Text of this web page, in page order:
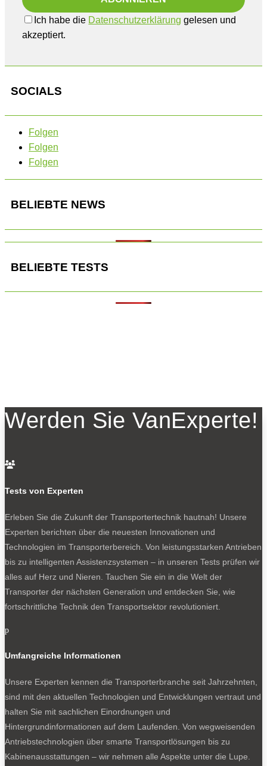
Ich habe die Datenschutzerklärung gelesen und
akzeptiert.
SOCIALS
Folgen
Folgen
Folgen
BELIEBTE NEWS
BELIEBTE TESTS
Werden Sie VanExperte!

Tests von Experten
Erleben Sie die Zukunft der Transportertechnik hautnah! Unsere
Experten berichten über die neuesten Innovationen und
Technologien im Transporterbereich. Von leistungsstarken Antrieben
bis zu intelligenten Assistenzsystemen – in unseren Tests prüfen wir
alles auf Herz und Nieren. Tauchen Sie ein in die Welt der
Transporter der nächsten Generation und entdecken Sie, wie
fortschrittliche Technik den Transportsektor revolutioniert.
p
Umfangreiche Informationen
Unsere Experten kennen die Transporterbranche seit Jahrzehnten,
sind mit den aktuellen Technologien und Entwicklungen vertraut und
halten Sie mit sachlichen Einordnungen und
Hintergrundinformationen auf dem Laufenden. Von wegweisenden
Antriebstechnologien über smarte Transportlösungen bis zu
Kabinenausstattungen – wir nehmen alle Aspekte unter die Lupe.